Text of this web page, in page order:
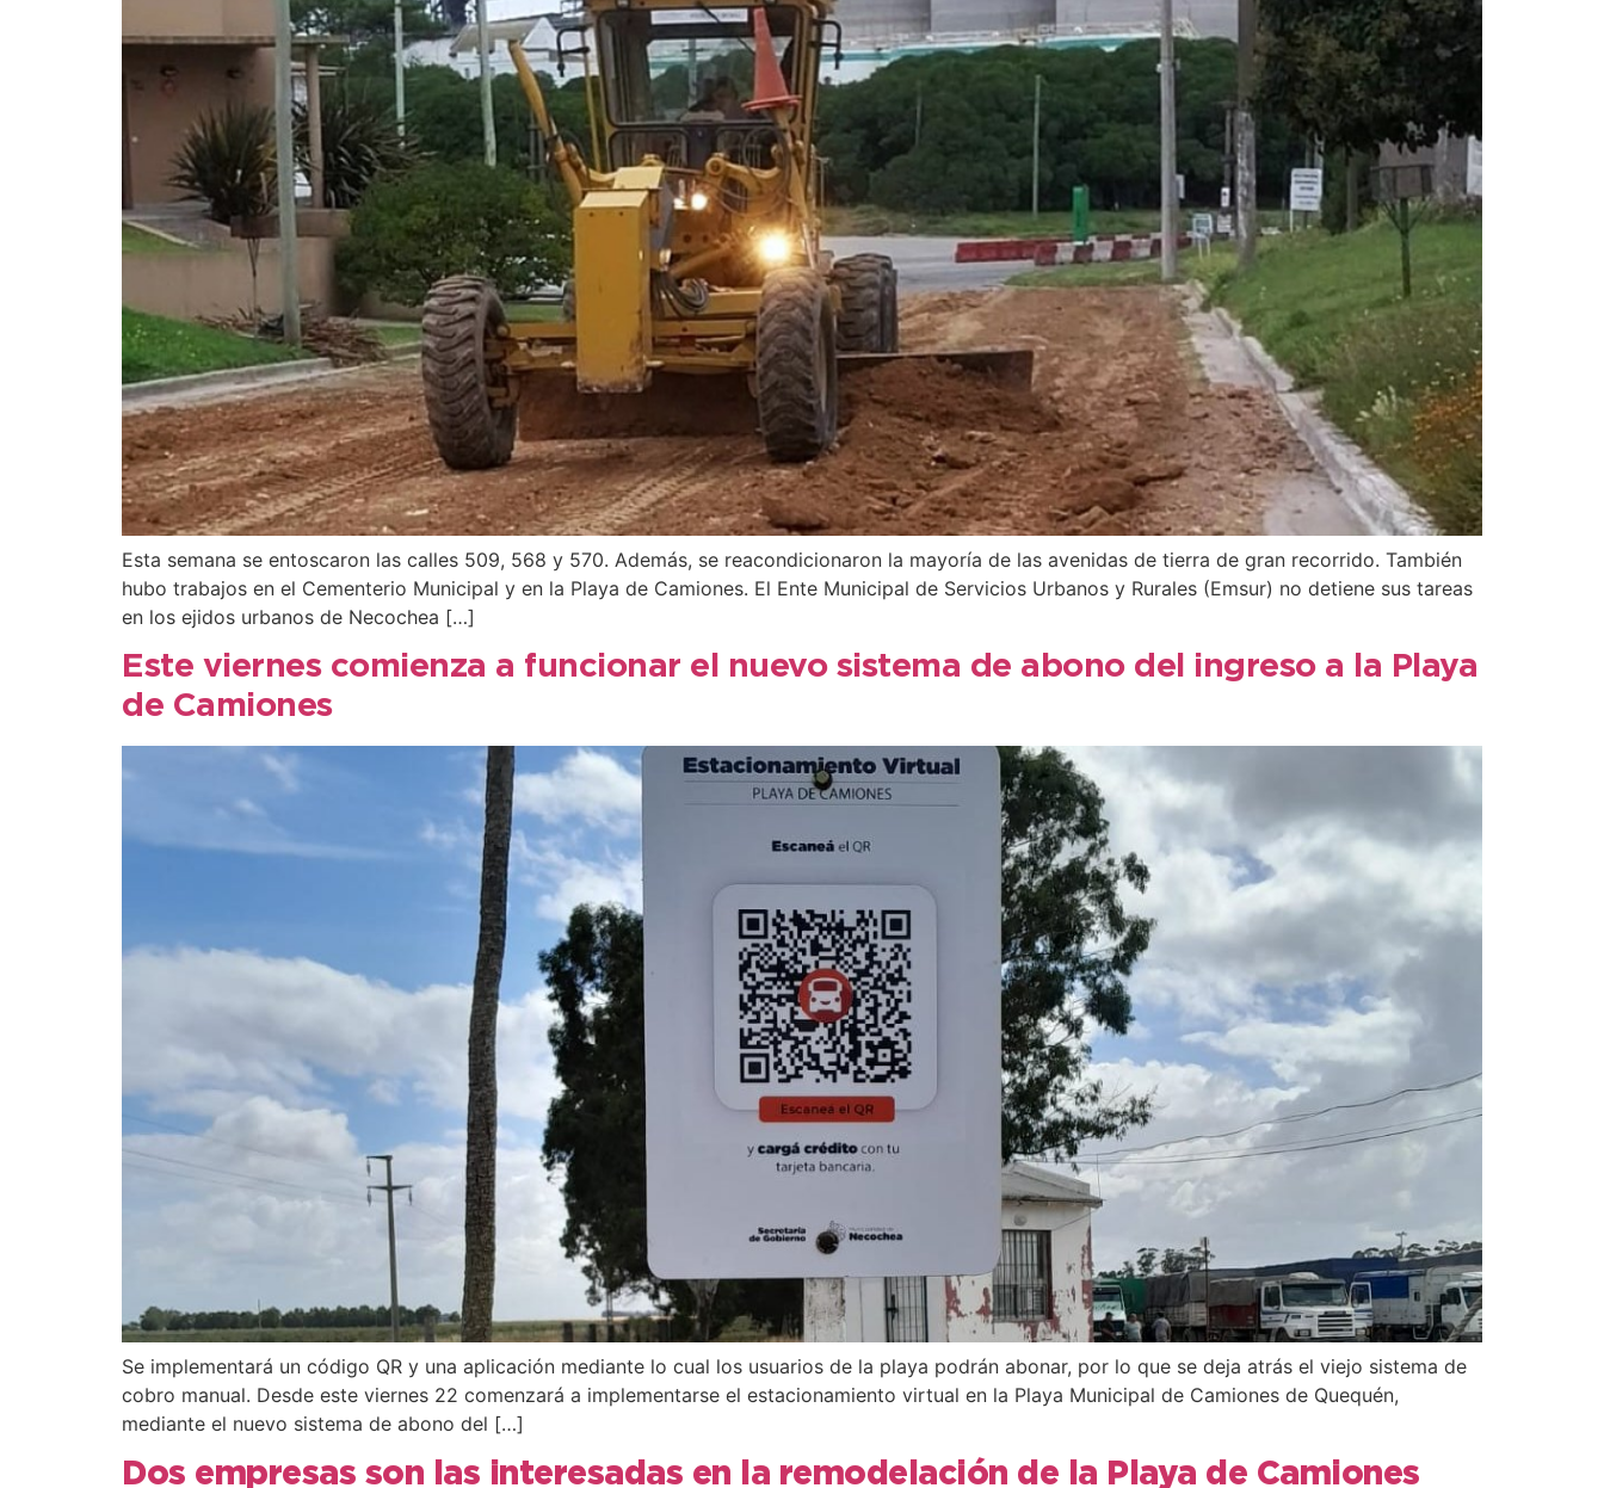
Esta semana se entoscaron las calles 509, 568 y 570. Además, se reacondicionaron la mayoría de las avenidas de tierra de gran recorrido. También
hubo trabajos en el Cementerio Municipal y en la Playa de Camiones. El Ente Municipal de Servicios Urbanos y Rurales (Emsur) no detiene sus tareas
en los ejidos urbanos de Necochea […]
Este viernes comienza a funcionar el nuevo sistema de abono del ingreso a la Playa
de Camiones
Se implementará un código QR y una aplicación mediante lo cual los usuarios de la playa podrán abonar, por lo que se deja atrás el viejo sistema de
cobro manual. Desde este viernes 22 comenzará a implementarse el estacionamiento virtual en la Playa Municipal de Camiones de Quequén,
mediante el nuevo sistema de abono del […]
Dos empresas son las interesadas en la remodelación de la Playa de Camiones